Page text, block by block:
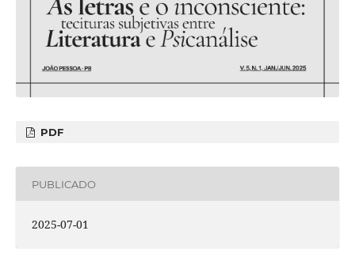
PDF
PUBLICADO
2025-07-01